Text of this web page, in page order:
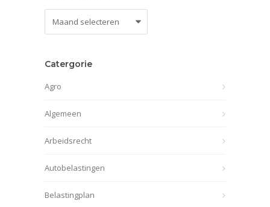
Catergorie
Agro
Algemeen
Arbeidsrecht
Autobelastingen
Belastingplan